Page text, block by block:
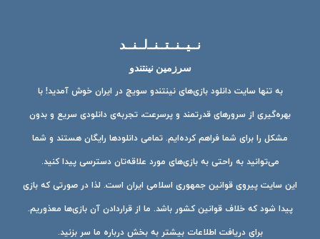
نــیــنــتــنــ‌لــنــد
سرزمین نینتندو
به تنها سایت دانلود بازی‌های نینتندو سویچ در ایران خوش آمدید! با
بهره‌گیری از سرورهای قدرتمند و پرسرعت، تجربه‌ی دانلودی سریع و بدون
مشکل را برای شما فراهم کرده‌ایم. تمامی دانلودها رایگان هستند و شما
می‌توانید به راحتی به بازی‌های مورد علاقه‌تان دسترسی پیدا کنید.
این سایت پیروی قوانین جمهوری اسلامی ایران است. لذا در صورتی که بازی
پیدا شود که خلاف قوانین کشور باشد. ما از قراردادن آن بازی‌ها معذوریم.
برای دریافت اطلاعات بیشتر به بخش درباره ما سر بزنید.